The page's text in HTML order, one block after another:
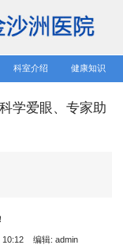
科室介绍 健康知识
学爱眼、专家助
10:12 编辑: admin